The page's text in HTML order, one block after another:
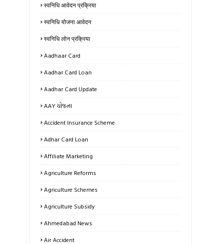
स्वनिधि आवेदन प्रक्रिया
स्वनिधि योजना आवेदन
स्वनिधि लोन प्रक्रिया
Aadhaar Card
Aadhar Card Loan
Aadhar Card Update
AAY યોજના
Accident Insurance Scheme
Adhar Card Loan
Affiliate Marketing
Agriculture Reforms
Agriculture Schemes
Agriculture Subsidy
Ahmedabad News
Air Accident